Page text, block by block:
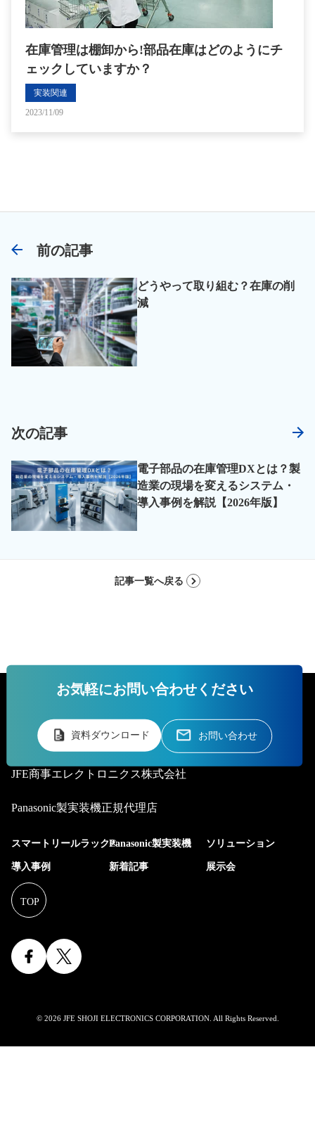
在庫管理は棚卸から!部品在庫はどのようにチ
ェックしていますか？
実装関連
2023/11/09
前の記事
どうやって取り組む？在庫の削
減
次の記事
電子部品の在庫管理DXとは？製
造業の現場を変えるシステム・
導入事例を解説【2026年版】
記事一覧へ戻る
お気軽にお問い合わせください
資料ダウンロード お問い合わせ
JFE商事エレクトロニクス株式会社
Panasonic製実装機正規代理店
スマートリールラック®Panasonic製実装機 ソリューション
導入事例 新着記事 展示会
© 2026 JFE SHOJI ELECTRONICS CORPORATION. All Rights Reserved.